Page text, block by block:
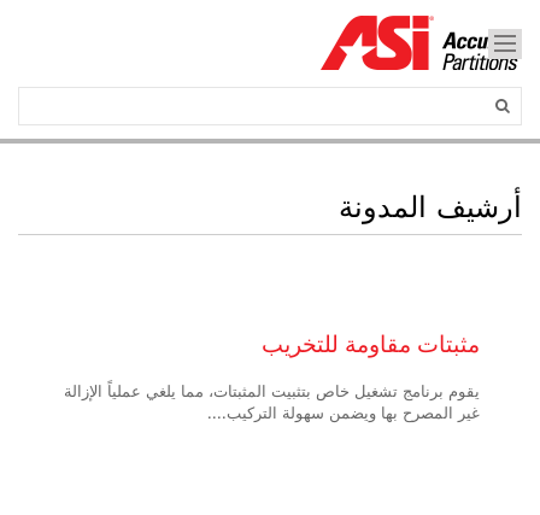
أرشيف المدونة
مثبتات مقاومة للتخريب
يقوم برنامج تشغيل خاص بتثبيت المثبتات، مما يلغي عملياً الإزالة
غير المصرح بها ويضمن سهولة التركيب....